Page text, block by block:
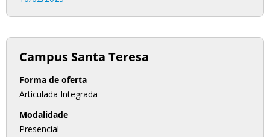
Campus Santa Teresa
Forma de oferta
Articulada Integrada
Modalidade
Presencial